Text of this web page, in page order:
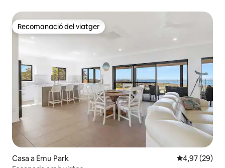
Recomanació del viatger
Recomanació del viatger
Casa a Emu Park 4,97 de
4,97 (29)